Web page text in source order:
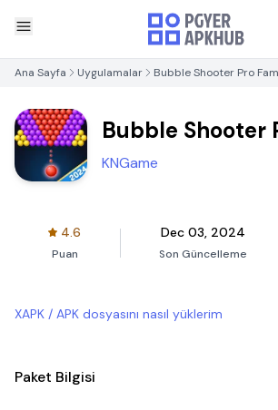
Ana Sayfa Uygulamalar Bubble Shooter Pro
Bubble Shooter
Game
KNGame
4.6
Puan
Dec 03, 2024
Son Güncelleme
XAPK / APK dosyasını nasıl yüklerim
Paket Bilgisi